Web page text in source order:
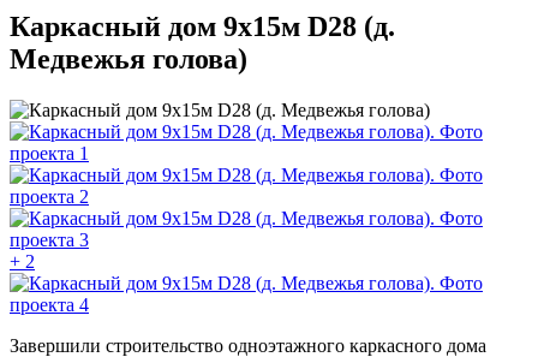
Каркасный дом 9х15м D28 (д.
Медвежья голова)
+ 2
Завершили строительство одноэтажного каркасного дома